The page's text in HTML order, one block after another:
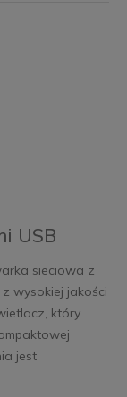
USB
sieciowa z
wysokiej jakości
który
jest